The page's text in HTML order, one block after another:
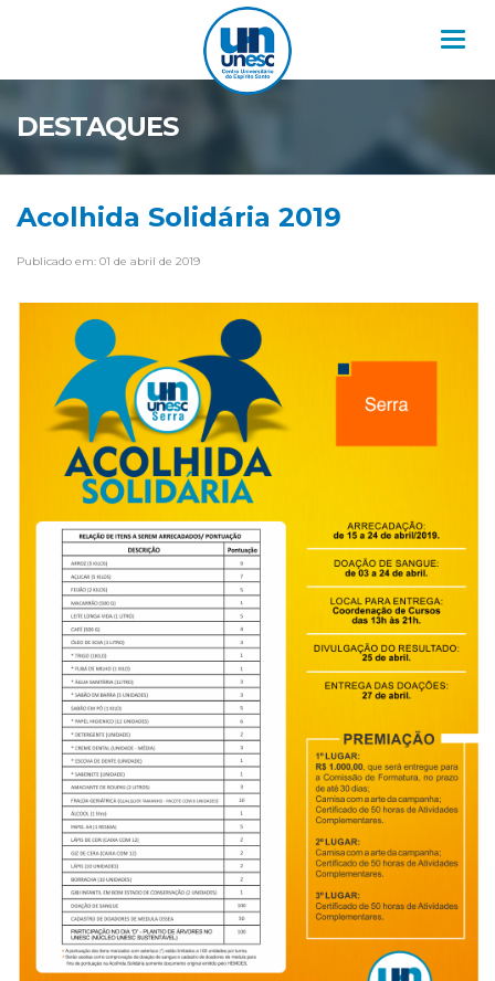
DESTAQUES
Acolhida Solidária 2019
Publicado em: 01 de abril de 2019